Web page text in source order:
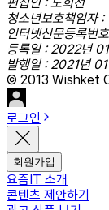
청소년보호책임자 :
인터넷신문등록번
등록일 : 2022년
발행일 : 2021년
© 2013 Wishket
로그인
회원가입
요즘IT 소개
콘텐츠 제안하기